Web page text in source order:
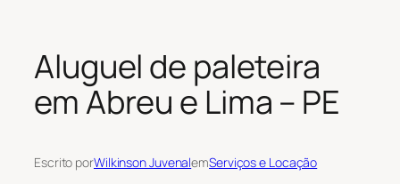
Aluguel de paleteira
em Abreu e Lima – PE
Escrito porWilkinson JuvenalemServiços e Locação